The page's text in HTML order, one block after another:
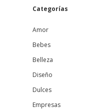
Categorías
Amor
Bebes
Belleza
Diseño
Dulces
Empresas